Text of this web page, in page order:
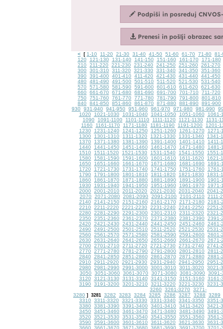
< [ 1-10 11-20 21-30 31-40 41-50 51-60 61-70 71-80
81-
120
121-130 131-140 141-150 151-160 161-170
171-180
210
211-220 221-230 231-240 241-250 251-260
261-270
300
301-310 311-320 321-330 331-340 341-350
351-360
390
391-400 401-410 411-420 421-430 431-440
441-450
480
481-490 491-500 501-510 511-520 521-530
531-540
570
571-580 581-590 591-600 601-610 611-620
621-630
660
661-670 671-680 681-690 691-700 701-710
711-720
750
751-760 761-770 771-780 781-790 791-800
801-810
840
841-850 851-860 861-870 871-880 881-890
891-900
930
931-940 941-950 951-960 961-970 971-980 981-990
1020
1021-1030 1031-1040 1041-1050 1051-1060
1061-
1090
1091-1100 1101-1110 1111-1120 1121-1130
1131-
1160
1161-1170 1171-1180 1181-1190 1191-1200
1201-
1230
1231-1240 1241-1250 1251-1260 1261-1270
1271-
1300
1301-1310 1311-1320 1321-1330 1331-1340
1341-
1370
1371-1380 1381-1390 1391-1400 1401-1410
1411-
1440
1441-1450 1451-1460 1461-1470 1471-1480
1481-
1510
1511-1520 1521-1530 1531-1540 1541-1550
1551-
1580
1581-1590 1591-1600 1601-1610 1611-1620
1621-
1650
1651-1660 1661-1670 1671-1680 1681-1690
1691-
1720
1721-1730 1731-1740 1741-1750 1751-1760
1761-
1790
1791-1800 1801-1810 1811-1820 1821-1830
1831-
1860
1861-1870 1871-1880 1881-1890 1891-1900
1901-
1930
1931-1940 1941-1950 1951-1960 1961-1970
1971-
2000
2001-2010 2011-2020 2021-2030 2031-2040
2041-
2070
2071-2080 2081-2090 2091-2100 2101-2110
2111-
2140
2141-2150 2151-2160 2161-2170 2171-2180
2181-
2210
2211-2220 2221-2230 2231-2240 2241-2250
2251-
2280
2281-2290 2291-2300 2301-2310 2311-2320
2321-
2350
2351-2360 2361-2370 2371-2380 2381-2390
2391-
2420
2421-2430 2431-2440 2441-2450 2451-2460
2461-
2490
2491-2500 2501-2510 2511-2520 2521-2530
2531-
2560
2561-2570 2571-2580 2581-2590 2591-2600
2601-
2630
2631-2640 2641-2650 2651-2660 2661-2670
2671-
2700
2701-2710 2711-2720 2721-2730 2731-2740
2741-
2770
2771-2780 2781-2790 2791-2800 2801-2810
2811-
2840
2841-2850 2851-2860 2861-2870 2871-2880
2881-
2910
2911-2920 2921-2930 2931-2940 2941-2950
2951-
2980
2981-2990 2991-3000 3001-3010 3011-3020
3021-
3050
3051-3060 3061-3070 3071-3080 3081-3090
3091-
3120
3121-3130 3131-3140 3141-3150 3151-3160
3161-
3190
3191-3200 3201-3210 3211-3220 3221-3230
3231-
3260
3261-3270
3271-
3280 ] 3281 3282 3283 3284 3285 3286 3287 3288
3289
3310
3311-3320 3321-3330 3331-3340 3341-3350
3351-
3380
3381-3390 3391-3400 3401-3410 3411-3420
3421-
3450
3451-3460 3461-3470 3471-3480 3481-3490
3491-
3520
3521-3530 3531-3540 3541-3550 3551-3560
3561-
3590
3591-3600 3601-3610 3611-3620 3621-3630
3631-
3660
3661-3670 3671-3680 3681-3690 3691-3700 3701-